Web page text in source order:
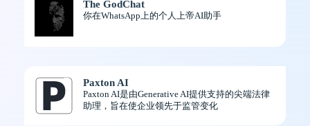
The GodChat
你在WhatsApp上的个人上帝AI助手
Paxton AI
Paxton AI是由Generative AI提供支持的尖端法律
助理，旨在使企业领先于监管变化